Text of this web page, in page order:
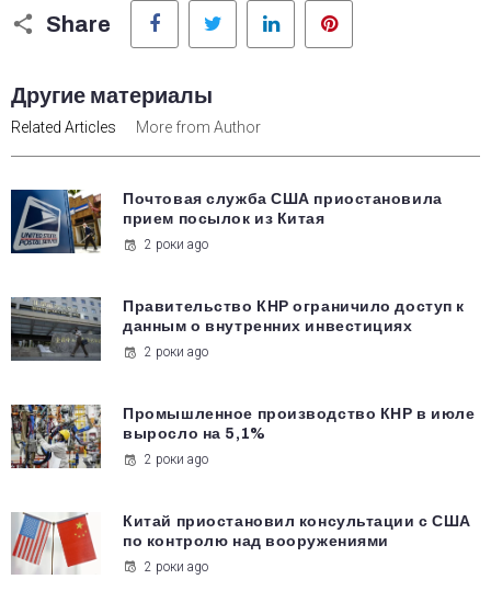
Share
Facebook Twitter LinkedIn
Другие материалы
Related Articles More from Author
Почтовая служба США приостановила
прием посылок из Китая
2 роки ago
Правительство КНР ограничило доступ к
данным о внутренних инвестициях
2 роки ago
Промышленное производство КНР в июле
выросло на 5,1%
2 роки ago
Китай приостановил консультации с США
по контролю над вооружениями
2 роки ago